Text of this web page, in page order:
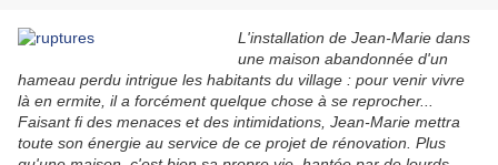
L'installation de Jean-Marie dans
une maison abandonnée d'un
hameau perdu intrigue les habitants du village : pour venir vivre
là en ermite, il a forcément quelque chose à se reprocher...
Faisant fi des menaces et des intimidations, Jean-Marie mettra
toute son énergie au service de ce projet de rénovation. Plus